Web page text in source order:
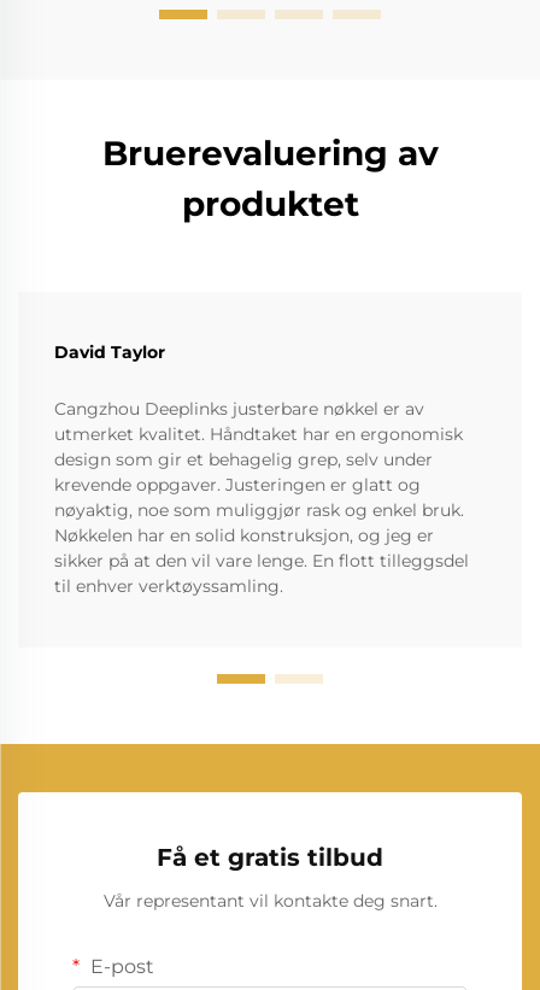
Bruerevaluering av
produktet
David Taylor
Cangzhou Deeplinks justerbare nøkkel er av
utmerket kvalitet. Håndtaket har en ergonomisk
design som gir et behagelig grep, selv under
krevende oppgaver. Justeringen er glatt og
nøyaktig, noe som muliggjør rask og enkel bruk.
Nøkkelen har en solid konstruksjon, og jeg er
sikker på at den vil vare lenge. En flott tilleggsdel
til enhver verktøyssamling.
Få et gratis tilbud
Vår representant vil kontakte deg snart.
E-post